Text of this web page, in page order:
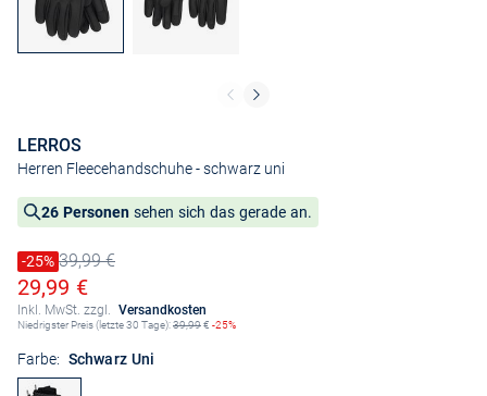
LERROS
Herren Fleecehandschuhe- schwarz uni
26 Personen sehen sich das gerade an.
Preis reduziert um
-25%
Alter Preis39,99 €
Ermäßigter Preis
29,99 €
Inkl. MwSt. zzgl. Versandkosten
Niedrigster Preis (letzte 30 Tage):39,99€ -25%
Farbe: Schwarz Uni